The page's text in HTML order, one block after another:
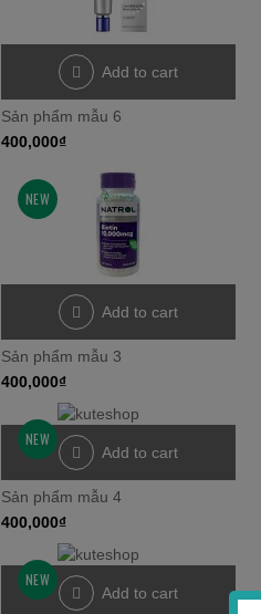
Add to cart
Sản phẩm mẫu 6
400,000₫
NEW
Add to cart
Sản phẩm mẫu 3
400,000₫
NEW
Add to cart
Sản phẩm mẫu 4
400,000₫
NEW
Add to cart